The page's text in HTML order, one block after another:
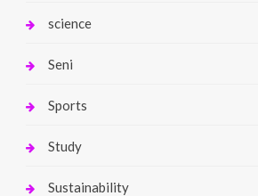
science
Seni
Sports
Study
Sustainability